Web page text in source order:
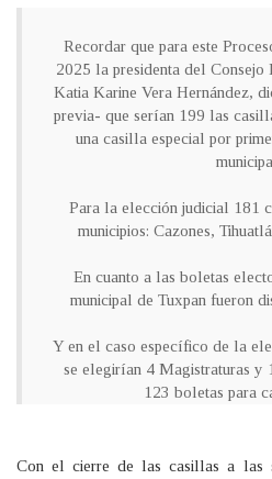
Recordar que para este
2025 la presidenta del
Katia Karine Vera Hernández,
previa- que serían 199 las
una casilla especial por
Para la elección judicial 181
municipios: Cazones,
En cuanto a las boletas
municipal de Tuxpan fueron
Y en el caso específico de la
se elegirían 4 Magistraturas y
123 boletas para
Con el cierre de las casillas a las